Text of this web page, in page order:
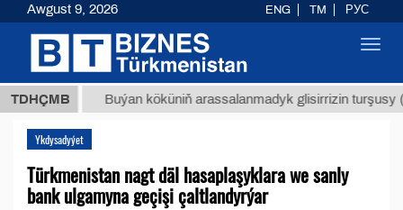
TDHÇMBBuýan köküniň arassalanmadyk glisirrizin turşusy (t.)
Ykdysadyýet
Türkmenistan nagt däl hasaplaşyklara we sanly
bank ulgamyna geçişi çaltlandyrýar
Awgust 9, 2026 ENG TM РУС